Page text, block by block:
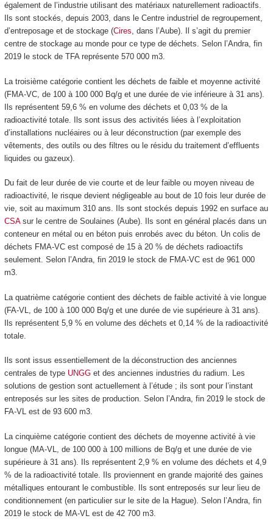
également de l’industrie utilisant des matériaux naturellement radioactifs.
Ils sont stockés, depuis 2003, dans le Centre industriel de regroupement,
d’entreposage et de stockage (Cires, dans l’Aube). Il s’agit du premier
centre de stockage au monde pour ce type de déchets. Selon l’Andra, fin
2019 le stock de TFA représente 570 000 m3.
La troisième catégorie contient les déchets de faible et moyenne activité
(FMA-VC, de 100 à 100 000 Bq/g et une durée de vie inférieure à 31 ans).
Ils représentent 59,6 % en volume des déchets et 0,03 % de la
radioactivité totale. Ils sont issus des activités liées à l’exploitation
d’installations nucléaires ou à leur déconstruction (par exemple des
vêtements, des outils ou des filtres ou le résidu du traitement d’effluents
liquides ou gazeux).
Du fait de leur durée de vie courte et de leur faible ou moyen niveau de
radioactivité, le risque devient négligeable au bout de 10 fois leur durée de
vie, soit au maximum 310 ans. Ils sont stockés depuis 1992 en surface au
CSAsur le centre de Soulaines (Aube). Ils sont en général placés dans un
conteneur en métal ou en béton puis enrobés avec du béton. Un colis de
déchets FMA-VC est composé de 15 à 20 % de déchets radioactifs
seulement. Selon l’Andra, fin 2019 le stock de FMA-VC est de 961 000
m3.
La quatrième catégorie contient des déchets de faible activité à vie longue
(FA-VL, de 100 à 100 000 Bq/g et une durée de vie supérieure à 31 ans).
Ils représentent 5,9 % en volume des déchets et 0,14 % de la radioactivité
totale.
Ils sont issus essentiellement de la déconstruction des anciennes
centrales de type UNGGet des anciennes industries du radium. Les
solutions de gestion sont actuellement à l’étude ; ils sont pour l’instant
entreposés sur les sites de production. Selon l’Andra, fin 2019 le stock de
FA-VL est de 93 600 m3.
La cinquième catégorie contient des déchets de moyenne activité à vie
longue (MA-VL, de 100 000 à 100 millions de Bq/g et une durée de vie
supérieure à 31 ans). Ils représentent 2,9 % en volume des déchets et 4,9
% de la radioactivité totale. Ils proviennent en grande majorité des gaines
métalliques entourant le combustible. Ils sont entreposés sur leur lieu de
conditionnement (en particulier sur le site de la Hague). Selon l’Andra, fin
2019 le stock de MA-VL est de 42 700 m3.